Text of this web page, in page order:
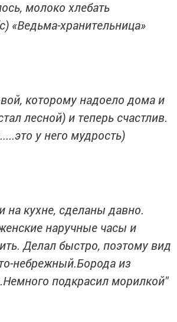
молоко хлебать
«Ведьма-хранительница»
которому надоело дома и
лесной) и теперь счастлив.
у него мудрость)
на кухне, сделаны давно.
наручные часы и
Делал быстро, поэтому вид
небрежный.Борода из
подкрасил морилкой"